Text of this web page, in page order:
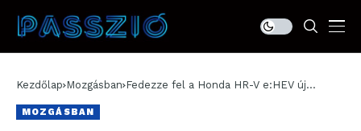
Kezdőlap Mozgásban Fedezze fel a Honda HR-V e:HEV új
MOZGÁSBAN